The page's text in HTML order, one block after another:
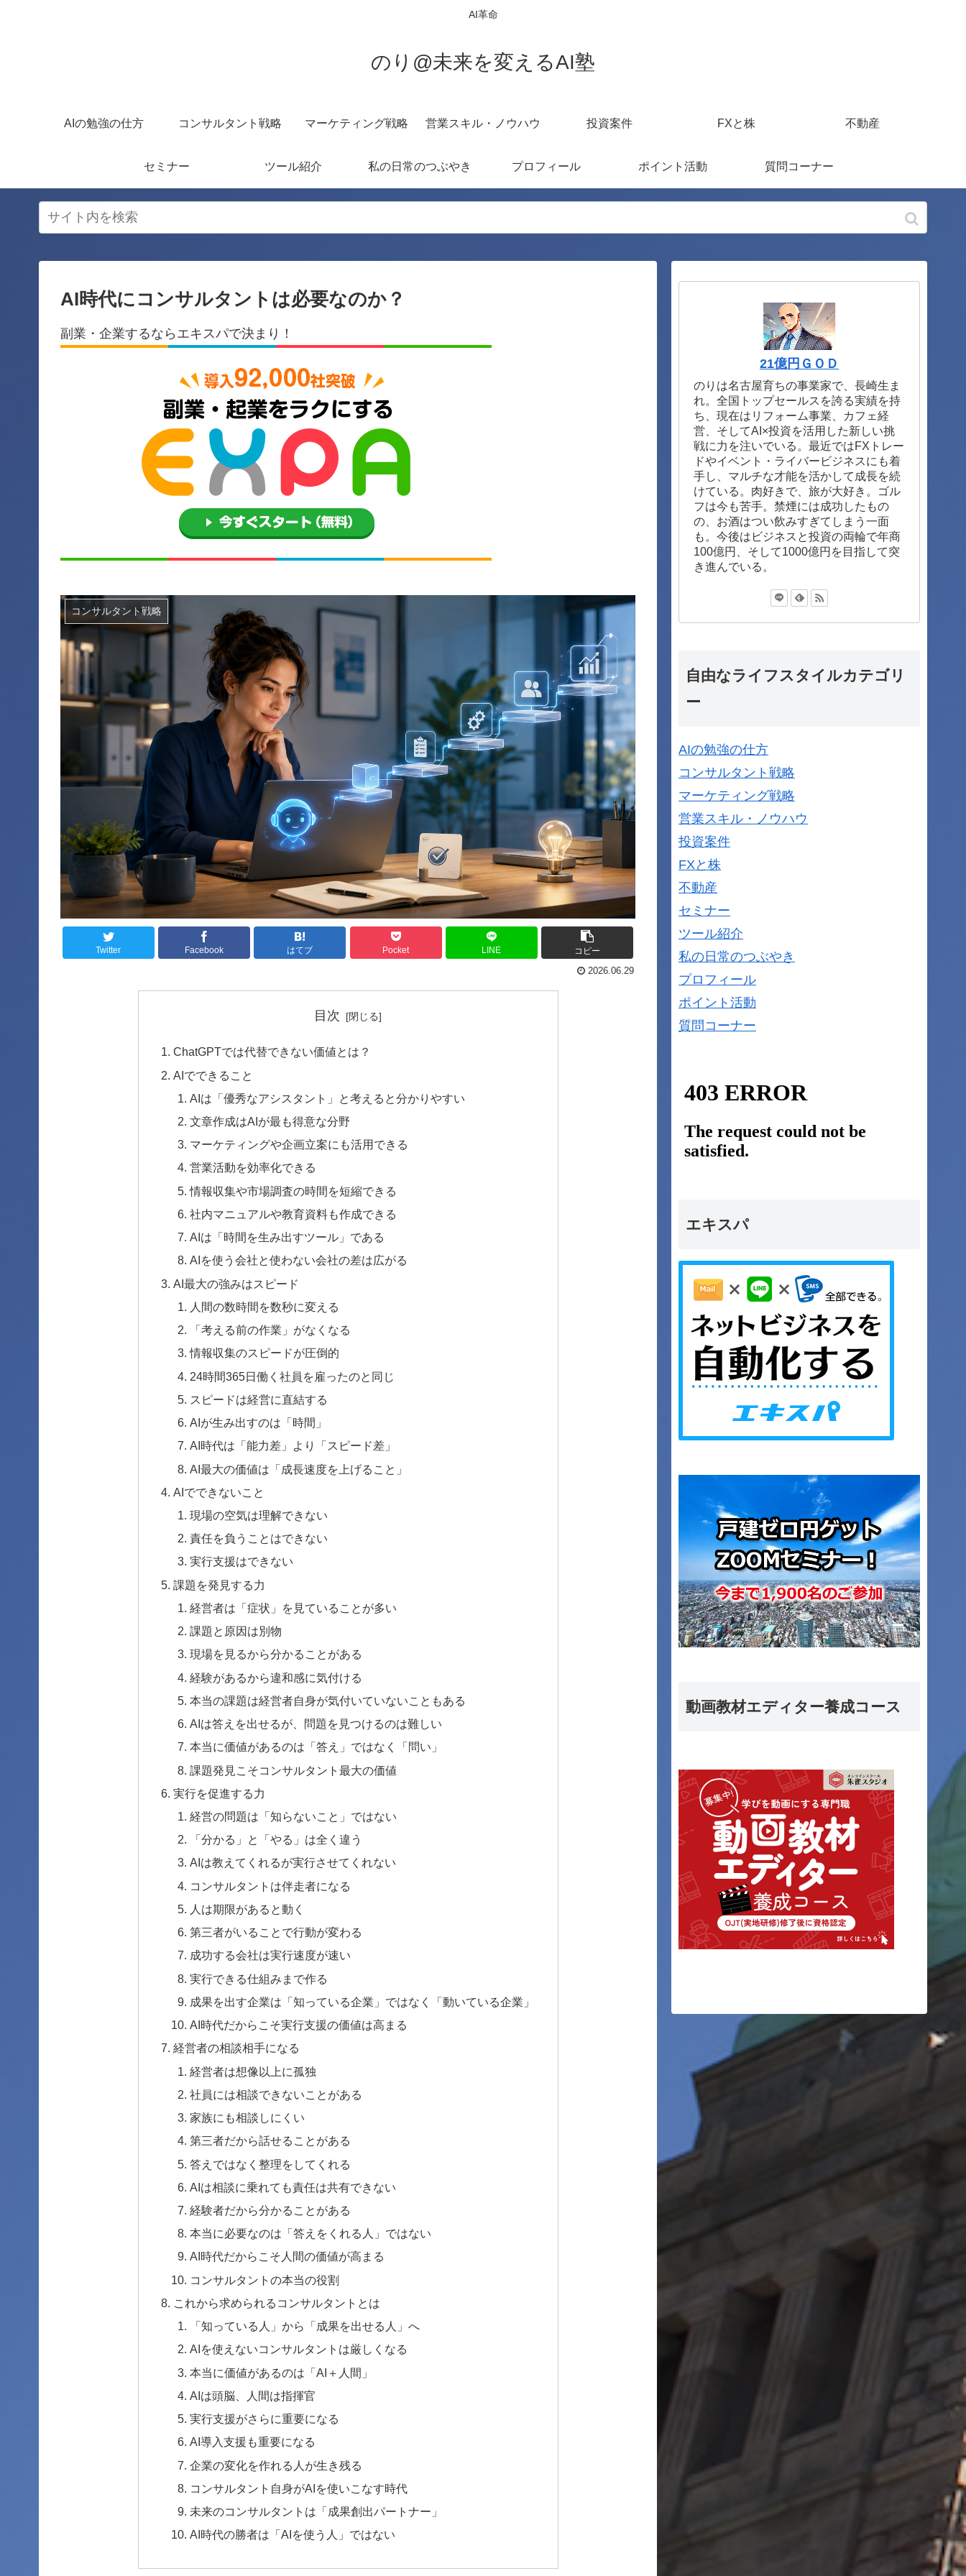
AI革命
のり@未来を変えるAI塾
AIの勉強の仕方 コンサルタント戦略 マーケティング戦略 営業スキル・ノウハウ 投資案件 FXと株 不動産
セミナー ツール紹介 私の日常のつぶやき プロフィール ポイント活動 質問コーナー
AI時代にコンサルタントは必要なのか？
副業・企業するならエキスパで決まり！
コンサルタント戦略
Twitter Facebook はてブ Pocket LINE
コピー
2026.06.29
目次
ChatGPTでは代替できない価値とは？
AIでできること
AIは「優秀なアシスタント」と考えると分かりやすい
文章作成はAIが最も得意な分野
マーケティングや企画立案にも活用できる
営業活動を効率化できる
情報収集や市場調査の時間を短縮できる
社内マニュアルや教育資料も作成できる
AIは「時間を生み出すツール」である
AIを使う会社と使わない会社の差は広がる
AI最大の強みはスピード
人間の数時間を数秒に変える
「考える前の作業」がなくなる
情報収集のスピードが圧倒的
24時間365日働く社員を雇ったのと同じ
スピードは経営に直結する
AIが生み出すのは「時間」
AI時代は「能力差」より「スピード差」
AI最大の価値は「成長速度を上げること」
AIでできないこと
現場の空気は理解できない
責任を負うことはできない
実行支援はできない
課題を発見する力
経営者は「症状」を見ていることが多い
課題と原因は別物
現場を見るから分かることがある
経験があるから違和感に気付ける
本当の課題は経営者自身が気付いていないこともある
AIは答えを出せるが、問題を見つけるのは難しい
本当に価値があるのは「答え」ではなく「問い」
課題発見こそコンサルタント最大の価値
実行を促進する力
経営の問題は「知らないこと」ではない
「分かる」と「やる」は全く違う
AIは教えてくれるが実行させてくれない
コンサルタントは伴走者になる
人は期限があると動く
第三者がいることで行動が変わる
成功する会社は実行速度が速い
実行できる仕組みまで作る
成果を出す企業は「知っている企業」ではなく「動いている企業」
AI時代だからこそ実行支援の価値は高まる
経営者の相談相手になる
経営者は想像以上に孤独
社員には相談できないことがある
家族にも相談しにくい
第三者だから話せることがある
答えではなく整理をしてくれる
AIは相談に乗れても責任は共有できない
経験者だから分かることがある
本当に必要なのは「答えをくれる人」ではない
AI時代だからこそ人間の価値が高まる
コンサルタントの本当の役割
これから求められるコンサルタントとは
「知っている人」から「成果を出せる人」へ
AIを使えないコンサルタントは厳しくなる
本当に価値があるのは「AI＋人間」
AIは頭脳、人間は指揮官
実行支援がさらに重要になる
AI導入支援も重要になる
企業の変化を作れる人が生き残る
コンサルタント自身がAIを使いこなす時代
未来のコンサルタントは「成果創出パートナー」
AI時代の勝者は「AIを使う人」ではない
21億円ＧＯＤ
のりは名古屋育ちの事業家で、長崎生ま
れ。全国トップセールスを誇る実績を持
ち、現在はリフォーム事業、カフェ経
営、そしてAI×投資を活用した新しい挑
戦に力を注いでいる。最近ではFXトレー
ドやイベント・ライバービジネスにも着
手し、マルチな才能を活かして成長を続
けている。肉好きで、旅が大好き。ゴル
フは今も苦手。禁煙には成功したもの
の、お酒はつい飲みすぎてしまう一面
も。今後はビジネスと投資の両輪で年商
100億円、そして1000億円を目指して突
き進んでいる。
自由なライフスタイルカテゴリ
ー
AIの勉強の仕方
コンサルタント戦略
マーケティング戦略
営業スキル・ノウハウ
投資案件
FXと株
不動産
セミナー
ツール紹介
私の日常のつぶやき
プロフィール
ポイント活動
質問コーナー
エキスパ
動画教材エディター養成コース